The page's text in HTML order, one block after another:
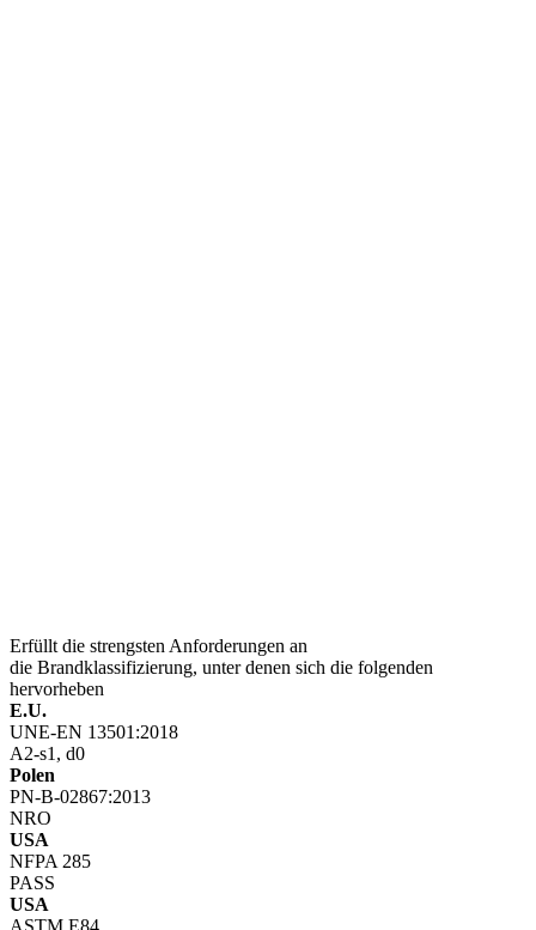
Erfüllt die strengsten Anforderungen an
die Brandklassifizierung, unter denen sich die folgenden
hervorheben
E.U.
UNE-EN 13501:2018
A2-s1, d0
Polen
PN-B-02867:2013
NRO
USA
NFPA 285
PASS
USA
ASTM E84